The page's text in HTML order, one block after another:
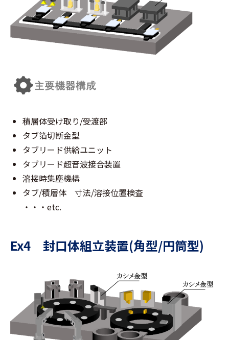
積層体受け取り/受渡部
タブ箔切断金型
タブリード供給ユニット
タブリード超音波接合装置
溶接時集塵機構
タブ/積層体 寸法/溶接位置検査
・・・etc.
Ex4 封口体組立装置(角型/円筒型)